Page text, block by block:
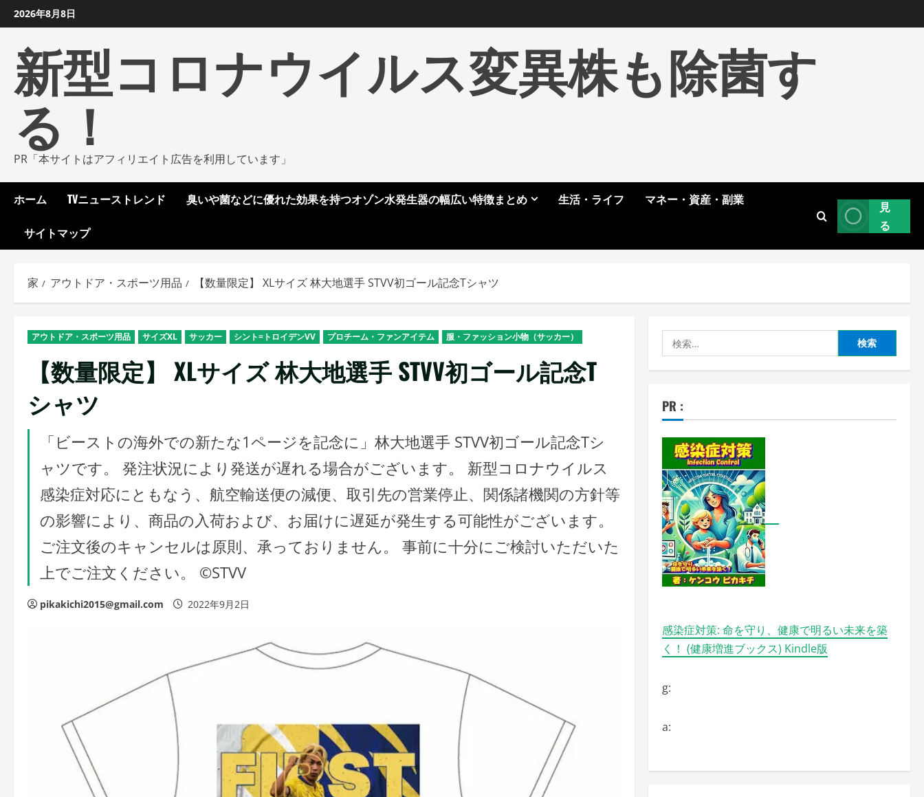
ン
2026年8月8日
新型コロナウイルス変異株も除菌す
る！
PR「本サイトはアフィリエイト広告を利用しています」
ホーム TVニューストレンド 臭いや菌などに優れた効果を持つオゾン水発生器の幅広い特徴まとめ 生活・ライフ マネー・資産・副業
サイトマップ
見
る
家 アウトドア・スポーツ用品 【数量限定】 XLサイズ 林大地選手 STVV初ゴール記念Tシャツ
アウトドア・スポーツ用品 サイズXL サッカー シント=トロイデンVV プロチーム・ファンアイテム 服・ファッション小物（サッカー）
【数量限定】 XLサイズ 林大地選手 STVV初ゴール記念T
シャツ
「ビーストの海外での新たな1ページを記念に」林大地選手 STVV初ゴール記念Tシ
ャツです。 発注状況により発送が遅れる場合がございます。 新型コロナウイルス
感染症対応にともなう、航空輸送便の減便、取引先の営業停止、関係諸機関の方針等
の影響により、商品の入荷および、お届けに遅延が発生する可能性がございます。
ご注文後のキャンセルは原則、承っておりません。 事前に十分にご検討いただいた
上でご注文ください。 ©STVV
pikakichi2015@gmail.com 2022年9月2日
索:
PR :
感染症対策: 命を守り、健康で明るい未来を築
く！ (健康増進ブックス) Kindle版
g:
a: